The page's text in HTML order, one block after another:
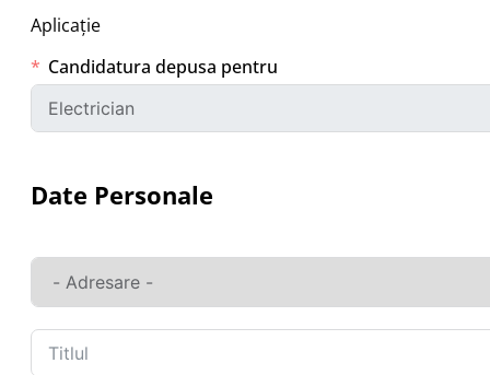
Aplicație
Candidatura depusa pentru
Date Personale